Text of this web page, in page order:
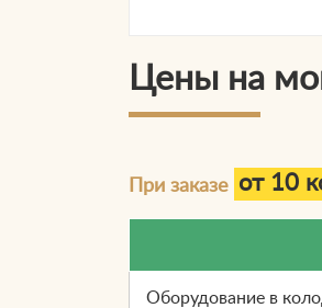
Цены на
При заказе от 10
Оборудование в